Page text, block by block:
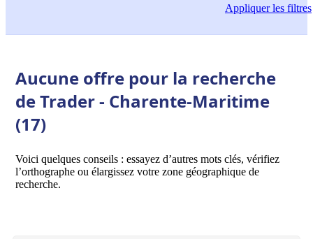
Appliquerles filtres
Aucune offre pour la recherche
de Trader - Charente-Maritime
(17)
Voici quelques conseils : essayez d’autres mots clés, vérifiez
l’orthographe ou élargissez votre zone géographique de
recherche.